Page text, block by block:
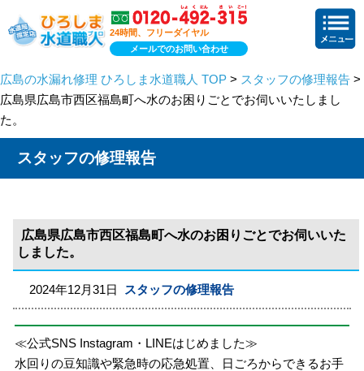
24時間、フリーダイヤル
メールでのお問い合わせ
広島の水漏れ修理 ひろしま水道職人 TOP > スタッフの修理報告 >
広島県広島市西区福島町へ水のお困りごとでお伺いいたしまし
た。
スタッフの修理報告
広島県広島市西区福島町へ水のお困りごとでお伺いいた
しました。
2024年12月31日 スタッフの修理報告
≪公式SNS Instagram・LINEはじめました≫
水回りの豆知識や緊急時の応急処置、日ごろからできるお手